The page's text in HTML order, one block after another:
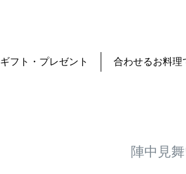
ギフト・プレゼント 合わせるお料理
陣中見